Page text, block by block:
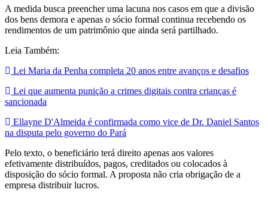
A medida busca preencher uma lacuna nos casos em que a divisão
dos bens demora e apenas o sócio formal continua recebendo os
rendimentos de um patrimônio que ainda será partilhado.
Leia Também:
Lei Maria da Penha completa 20 anos entre avanços e desafios
Lei que aumenta punição a crimes digitais contra crianças é
sancionada
Ellayne D'Almeida é confirmada como vice de Dr. Daniel Santos
na disputa pelo governo do Pará
Pelo texto, o beneficiário terá direito apenas aos valores
efetivamente distribuídos, pagos, creditados ou colocados à
disposição do sócio formal. A proposta não cria obrigação de a
empresa distribuir lucros.